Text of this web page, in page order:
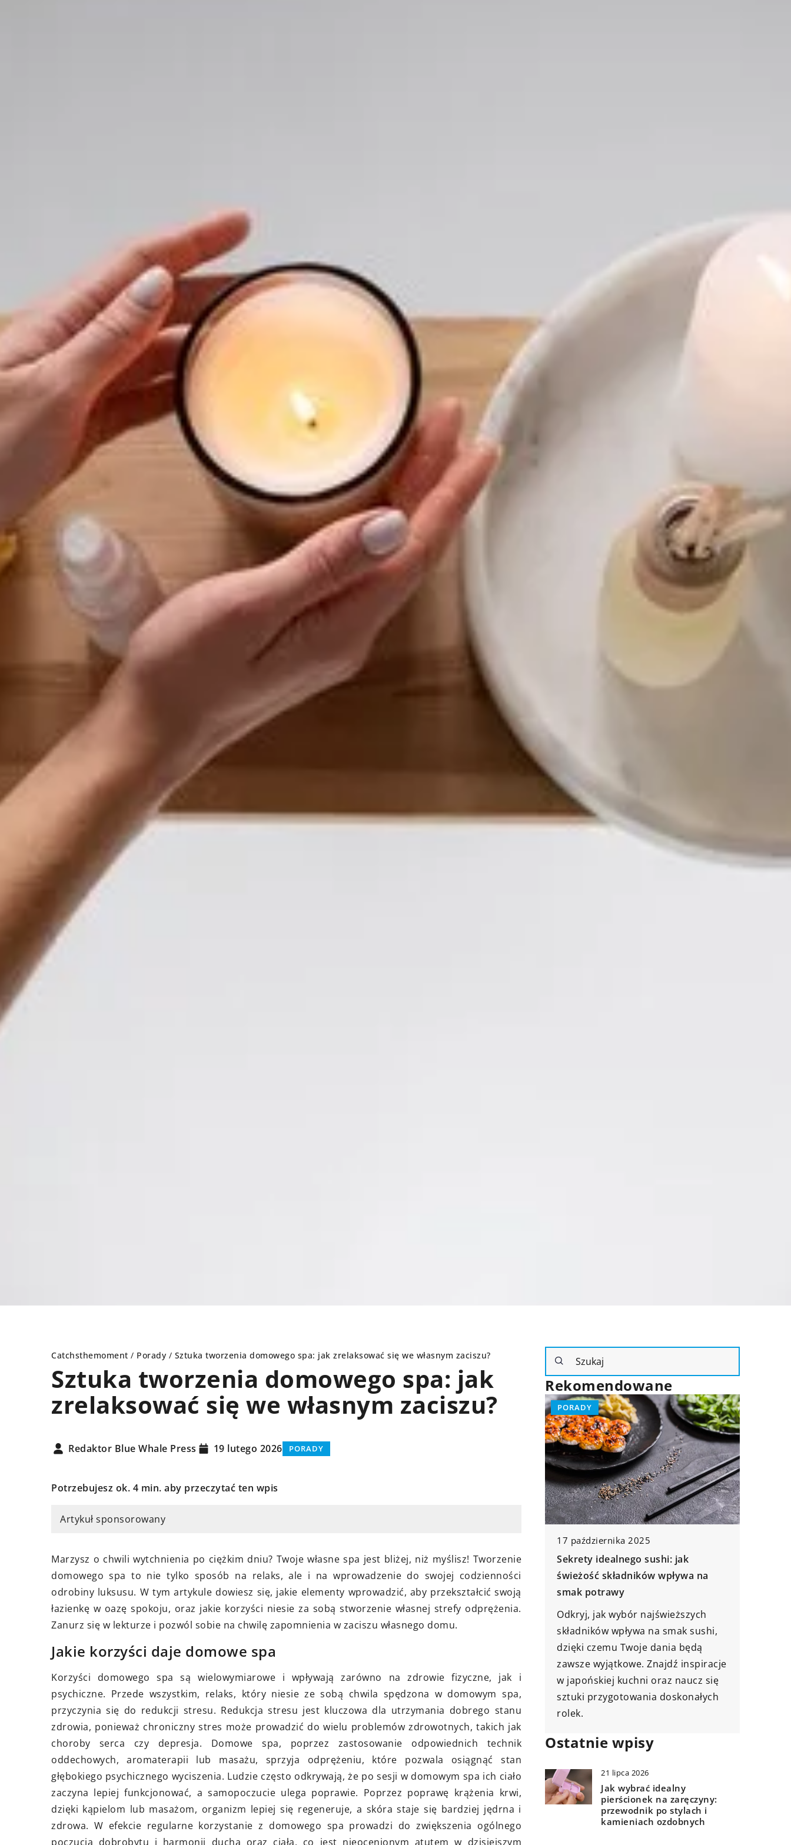
Catchsthemoment / Porady / Sztuka tworzenia domowego spa: jak zrelaksować się we własnym zaciszu?
Sztuka tworzenia domowego spa: jak
zrelaksować się we własnym zaciszu?
Redaktor Blue Whale Press 19 lutego 2026 PORADY
Potrzebujesz ok. 4 min. aby przeczytać ten wpis
Artykuł sponsorowany
Marzysz o chwili wytchnienia po ciężkim dniu? Twoje własne spa jest bliżej, niż myślisz! Tworzenie
domowego spa to nie tylko sposób na relaks, ale i na wprowadzenie do swojej codzienności
odrobiny luksusu. W tym artykule dowiesz się, jakie elementy wprowadzić, aby przekształcić swoją
łazienkę w oazę spokoju, oraz jakie korzyści niesie za sobą stworzenie własnej strefy odprężenia.
Zanurz się w lekturze i pozwól sobie na chwilę zapomnienia w zaciszu własnego domu.
Jakie korzyści daje domowe spa
Korzyści domowego spa są wielowymiarowe i wpływają zarówno na zdrowie fizyczne, jak i
psychiczne. Przede wszystkim, relaks, który niesie ze sobą chwila spędzona w domowym spa,
przyczynia się do redukcji stresu. Redukcja stresu jest kluczowa dla utrzymania dobrego stanu
zdrowia, ponieważ chroniczny stres może prowadzić do wielu problemów zdrowotnych, takich jak
choroby serca czy depresja. Domowe spa, poprzez zastosowanie odpowiednich technik
oddechowych, aromaterapii lub masażu, sprzyja odprężeniu, które pozwala osiągnąć stan
głębokiego psychicznego wyciszenia. Ludzie często odkrywają, że po sesji w domowym spa ich ciało
zaczyna lepiej funkcjonować, a samopoczucie ulega poprawie. Poprzez poprawę krążenia krwi,
dzięki kąpielom lub masażom, organizm lepiej się regeneruje, a skóra staje się bardziej jędrna i
zdrowa. W efekcie regularne korzystanie z domowego spa prowadzi do zwiększenia ogólnego
poczucia dobrobytu i harmonii ducha oraz ciała, co jest nieocenionym atutem w dzisiejszym
Rekomendowane
PORADY
Jak wprowadzić zdrowe nawyki do
codziennego życia i utrzymać je na
dłużej?
Poznaj skuteczne strategie, które
pomogą Ci wprowadzić zdrowe
nawyki do swojego codziennego
życia i utrzymać je na dłużej.
PORADY
19 października 2024
Dowiedz się, jak wybrać skuteczne
produkty do pielęgnacji skóry z
antyoksydantami, które pomogą
chronić skórę przed szkodliwymi
czynnikami zewnętrznymi i
zachować jej młody wygląd.
PORADY
Sekrety idealnego sushi: jak
świeżość składników wpływa na
smak potrawy
Odkryj, jak wybór najświeższych
składników wpływa na smak sushi,
dzięki czemu Twoje dania będą
zawsze wyjątkowe. Znajdź inspiracje
w japońskiej kuchni oraz naucz się
sztuki przygotowania doskonałych
rolek.
PORADY
9 sierpnia 2024
Jak wprowadzić zdrowe nawyki do
codziennego życia i utrzymać je na
dłużej?
Poznaj skuteczne strategie, które
pomogą Ci wprowadzić zdrowe
nawyki do swojego codziennego
życia i utrzymać je na dłużej.
Ostatnie wpisy
21 lipca 2026
Jak wybrać idealny
pierścionek na zaręczyny:
przewodnik po stylach i
kamieniach ozdobnych